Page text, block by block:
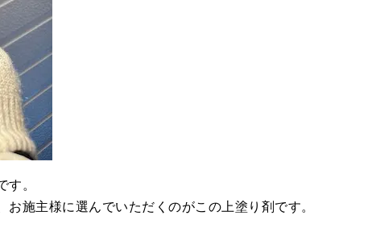
。
施主様に選んでいただくのがこの上塗り剤です。